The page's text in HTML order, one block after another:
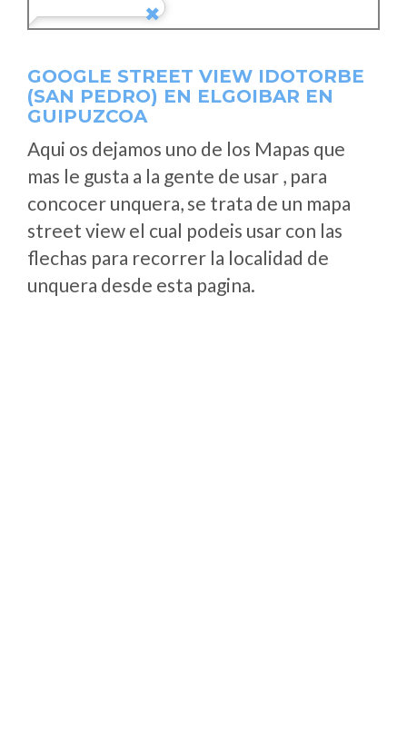
GOOGLE STREET VIEW IDOTORBE
(SAN PEDRO) EN ELGOIBAR EN
GUIPUZCOA
Aqui os dejamos uno de los Mapas que
mas le gusta a la gente de usar , para
concocer unquera, se trata de un mapa
street view el cual podeis usar con las
flechas para recorrer la localidad de
unquera desde esta pagina.